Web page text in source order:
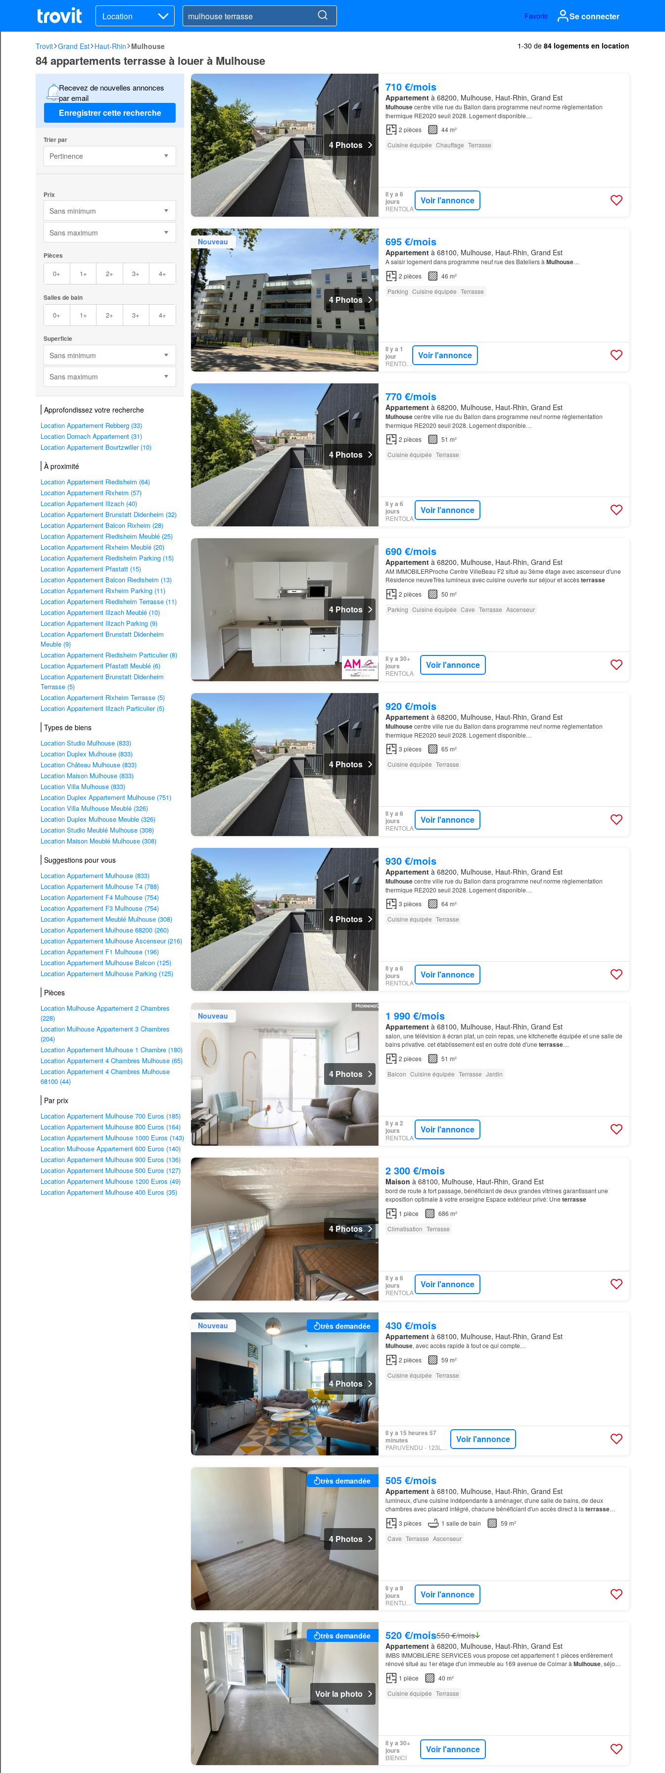
Location Favoris Se connecter
Trovit Grand Est Haut-Rhin Mulhouse 1-30 de 84 logements en location
84 appartements terrasse à louer à Mulhouse
Recevez de nouvelles annonces
par email
Enregistrer cette recherche
Trier par
Pertinence
Prix
Sans minimum
Sans maximum
Pièces
0+ 1+ 2+ 3+ 4+
Salles de bain
0+ 1+ 2+ 3+ 4+
Superficie
Sans minimum
Sans maximum
Approfondissez votre recherche
Location Appartement Rebberg (33)
Location Dornach Appartement (31)
Location Appartement Bourtzwiller (10)
À proximité
Location Appartement Riedisheim (64)
Location Appartement Rixheim (57)
Location Appartement Illzach (40)
Location Appartement Brunstatt Didenheim (32)
Location Appartement Balcon Rixheim (28)
Location Appartement Riedisheim Meublé (25)
Location Appartement Rixheim Meublé (20)
Location Appartement Riedisheim Parking (15)
Location Appartement Pfastatt (15)
Location Appartement Balcon Riedisheim (13)
Location Appartement Rixheim Parking (11)
Location Appartement Riedisheim Terrasse (11)
Location Appartement Illzach Meublé (10)
Location Appartement Illzach Parking (9)
Location Appartement Brunstatt Didenheim
Meuble (9)
Location Appartement Riedisheim Particulier (8)
Location Appartement Pfastatt Meublé (6)
Location Appartement Brunstatt Didenheim
Terrasse (5)
Location Appartement Rixheim Terrasse (5)
Location Appartement Illzach Particulier (5)
Types de biens
Location Studio Mulhouse (833)
Location Duplex Mulhouse (833)
Location Château Mulhouse (833)
Location Maison Mulhouse (833)
Location Villa Mulhouse (833)
Location Duplex Appartement Mulhouse (751)
Location Villa Mulhouse Meublé (326)
Location Duplex Mulhouse Meuble (326)
Location Studio Meublé Mulhouse (308)
Location Maison Meublé Mulhouse (308)
Suggestions pour vous
Location Appartement Mulhouse (833)
Location Appartement Mulhouse T4 (788)
Location Appartement F4 Mulhouse (754)
Location Appartement F3 Mulhouse (754)
Location Appartement Meublé Mulhouse (308)
Location Appartement Mulhouse 68200 (260)
Location Appartement Mulhouse Ascenseur (216)
Location Appartement F1 Mulhouse (196)
Location Appartement Mulhouse Balcon (125)
Location Appartement Mulhouse Parking (125)
Pièces
Location Mulhouse Appartement 2 Chambres
(228)
Location Mulhouse Appartement 3 Chambres
(204)
Location Appartement Mulhouse 1 Chambre (180)
Location Appartement 4 Chambres Mulhouse (65)
Location Appartement 4 Chambres Mulhouse
68100 (44)
Par prix
Location Appartement Mulhouse 700 Euros (185)
Location Appartement Mulhouse 800 Euros (164)
Location Appartement Mulhouse 1000 Euros (143)
Location Mulhouse Appartement 600 Euros (140)
Location Appartement Mulhouse 900 Euros (136)
Location Appartement Mulhouse 500 Euros (127)
Location Appartement Mulhouse 1200 Euros (49)
Location Appartement Mulhouse 400 Euros (35)
4 Photos
710 €/mois
Appartementà 68200, Mulhouse, Haut-Rhin, Grand Est
Mulhousecentre ville rue du Ballon dans programme neuf norme règlementation
thermique RE2020 seuil 2028. Logement disponible…
2 pièces
44 m²
Cuisine équipée Chauffage Terrasse
Il y a 6
jours
RENTOLA
Voir l'annonce
Nouveau
4 Photos
695 €/mois
Appartementà 68100, Mulhouse, Haut-Rhin, Grand Est
A saisir logement dans programme neuf rue des Bateliers à Mulhouse…
2 pièces
46 m²
Parking Cuisine équipée Terrasse
Il y a 1
jour
RENTOLA
Voir l'annonce
4 Photos
770 €/mois
Appartementà 68200, Mulhouse, Haut-Rhin, Grand Est
Mulhousecentre ville rue du Ballon dans programme neuf norme règlementation
thermique RE2020 seuil 2028. Logement disponible…
2 pièces
51 m²
Cuisine équipée Terrasse
Il y a 6
jours
RENTOLA
Voir l'annonce
4 Photos
690 €/mois
Appartementà 68200, Mulhouse, Haut-Rhin, Grand Est
AM IMMOBILERProche Centre VilleBeau F2 situé au 3ème étage avec ascenseur d'une
Résidence neuveTrès lumineux avec cuisine ouverte sur séjour et accèsterrasse
2 pièces
50 m²
Parking Cuisine équipée Cave Terrasse Ascenseur
Il y a 30+
jours
RENTOLA
Voir l'annonce
4 Photos
920 €/mois
Appartementà 68200, Mulhouse, Haut-Rhin, Grand Est
Mulhousecentre ville rue du Ballon dans programme neuf norme règlementation
thermique RE2020 seuil 2028. Logement disponible…
3 pièces
65 m²
Cuisine équipée Terrasse
Il y a 6
jours
RENTOLA
Voir l'annonce
4 Photos
930 €/mois
Appartementà 68200, Mulhouse, Haut-Rhin, Grand Est
Mulhousecentre ville rue du Ballon dans programme neuf norme règlementation
thermique RE2020 seuil 2028. Logement disponible…
3 pièces
64 m²
Cuisine équipée Terrasse
Il y a 6
jours
RENTOLA
Voir l'annonce
Nouveau
4 Photos
1 990 €/mois
Appartementà 68100, Mulhouse, Haut-Rhin, Grand Est
salon, une télévision à écran plat, un coin repas, une kitchenette équipée et une salle de
bains privative. cet établissement est en outre doté d'une terrasse…
2 pièces
51 m²
Balcon Cuisine équipée Terrasse Jardin
Il y a 2
jours
RENTOLA
Voir l'annonce
4 Photos
2 300 €/mois
Maison à 68100, Mulhouse, Haut-Rhin, Grand Est
bord de route à fort passage, bénéficiant de deux grandes vitrines garantissant une
exposition optimale à votre enseigne ​Espace extérieur privé: Une terrasse
1 pièce
686 m²
Climatisation Terrasse
Il y a 6
jours
RENTOLA
Voir l'annonce
Nouveau très demandée
4 Photos
430 €/mois
Appartementà 68100, Mulhouse, Haut-Rhin, Grand Est
Mulhouse, avec accès rapide à tout ce qui compte…
2 pièces
59 m²
Cuisine équipée Terrasse
Il y a 15 heures 57
minutes
Voir l'annonce
très demandée
4 Photos
505 €/mois
Appartementà 68100, Mulhouse, Haut-Rhin, Grand Est
lumineux, d'une cuisine indépendante à aménager, d'une salle de bains, de deux
chambres avec placard intégré, chacune bénéficiant d'un accès direct à la terrasse
Attention: logement conventionné soumis à conditions pour organ…
3 pièces 1 salle de bain
59 m²
Cave Terrasse Ascenseur
Il y a 9
jours
Voir l'annonce
très demandée
Voir la photo
520 €/mois550 €/mois
Appartementà 68200, Mulhouse, Haut-Rhin, Grand Est
IMBS IMMOBILIÈRE SERVICES vous propose cet appartement 1 pièces entièrement
rénové situé au 1er étage d'un immeuble au 169 avenue de Colmar à Mulhouse, séjour
avec cuisine ouverte équipée, d'une chambre, d'une grande salle d'…
1 pièce
40 m²
Cuisine équipée Terrasse
Il y a 30+
jours
BIENICI
Voir l'annonce